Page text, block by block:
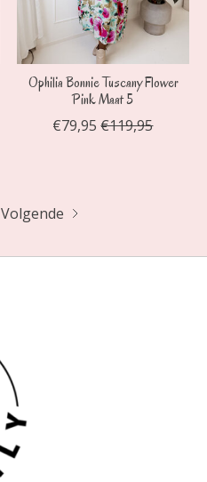
Ophilia Bonnie Tuscany Flower
Pink Maat 5
€79,95 €119,95
Volgende